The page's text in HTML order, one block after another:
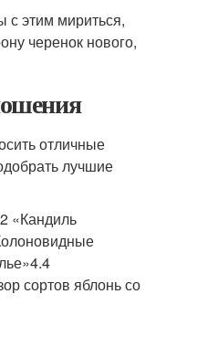
с этим мириться,
черенок нового,
отличные
лучшие
«Кандиль
сортов яблонь со